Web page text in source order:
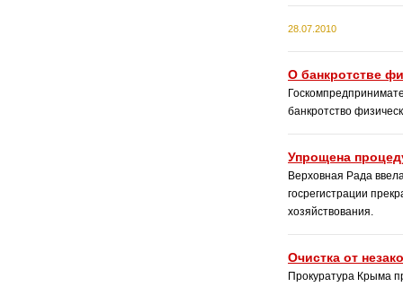
28.07.2010
О банкротстве
банкротство
Упрощена
Верховная Рада
госрегистрации
хозяйствования.
Очистка от
Прокуратура Крыма